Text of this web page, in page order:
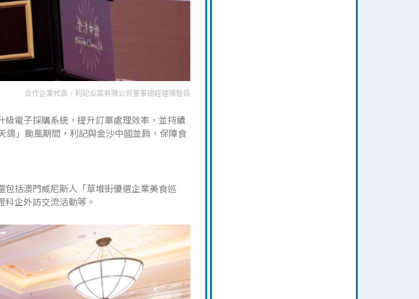
合作企業代表、利記瓜菜有限公司董事總經理陳智昌
電子採購系統，提升訂單處理效率，並持續
鴿」颱風期間，利記與金沙中國並肩，保障食
括澳門威尼斯人「草堆街優選企業美食巡
企外訪交流活動等。